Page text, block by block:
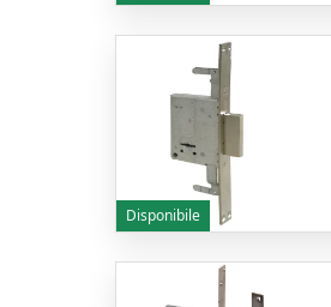
Disponibile